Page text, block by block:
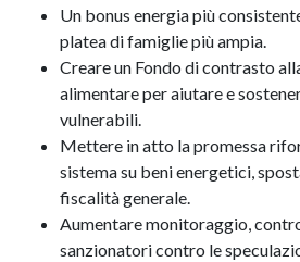
Un bonus energia più
platea di famiglie più ampia.
Creare un Fondo di contrasto
alimentare per aiutare e
vulnerabili.
Mettere in atto la promessa
sistema su beni energetici,
fiscalità generale.
Aumentare monitoraggio,
sanzionatori contro le